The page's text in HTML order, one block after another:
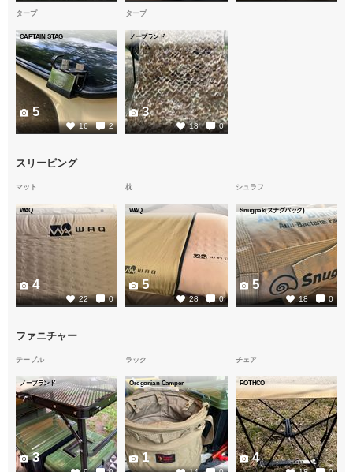
タープ
CAPTAIN STAG
16 2
5
タープ
ノーブランド
18 0
3
スリーピング
マット
WAQ
22 0
4
枕
WAQ
28 0
5
シュラフ
Snugpak(スナグパック)
18 0
5
ファニチャー
テーブル
ノーブランド
3
ラック
Oregonian Camper
1
チェア
ROTHCO
4